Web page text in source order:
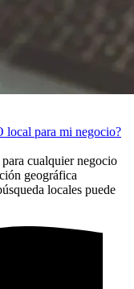
local para mi negocio?
cualquier negocio
geográfica
locales puede